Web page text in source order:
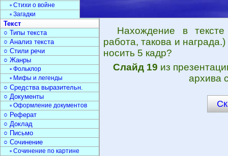
Нахождение в
работа, такова и
носить 5 кадр?
Слайд 19 из
архива
▫ Стихи о войне
▫ Загадки
Текст
○ Типы текста
○ Анализ текста
○ Стили речи
○ Жанры
▫ Фольклор
▫ Мифы и легенды
○ Средства выразительн.
○ Документы
▫ Оформление документов
○ Реферат
○ Доклад
○ Письмо
○ Сочинение
▫ Сочинение по картине